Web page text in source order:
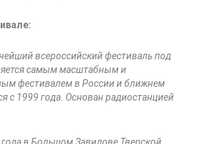
всероссийский фестиваль под
самым масштабным и
фестивалем в России и ближнем
с 1999 года. Основан радиостанцией